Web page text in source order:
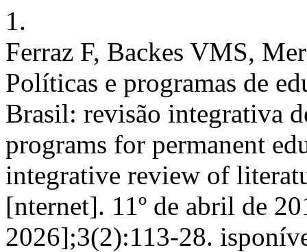
1.
Ferraz F, Backes VMS,
Políticas e programas de
Brasil: revisão integrativa
programs for permanent
integrative review of
[nternet]. 11º de abril de
2026];3(2):113-28.